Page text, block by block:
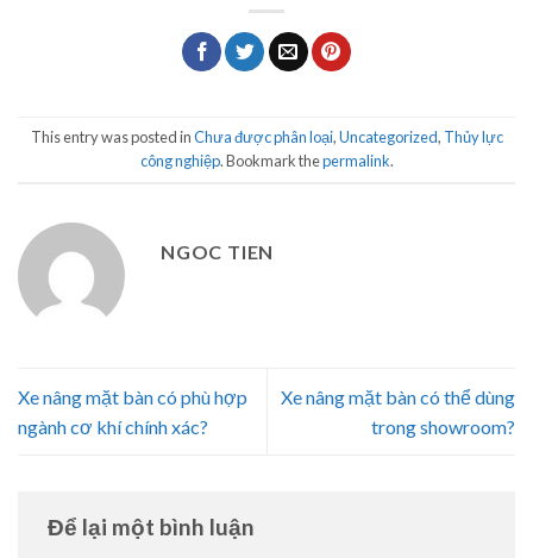
This entry was posted inChưa được phân loại,Uncategorized, Thủy lực
công nghiệp. Bookmark thepermalink.
NGOC TIEN
Xe nâng mặt bàn có phù hợp
ngành cơ khí chính xác?
Xe nâng mặt bàn có thể dùng
trong showroom?
Để lại một bình luận